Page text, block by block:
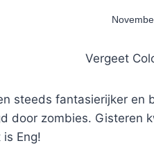
Vergeet
steeds fantasierijker en
door zombies. Gisteren
Eng!